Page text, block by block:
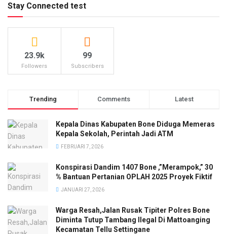
Stay Connected test
23.9k
Followers
99
Subscribers
Trending Comments Latest
Kepala Dinas Kabupaten Bone Diduga Memeras
Kepala Sekolah, Perintah Jadi ATM
FEBRUARI 7, 2026
Konspirasi Dandim 1407 Bone ,”Merampok,” 30
% Bantuan Pertanian OPLAH 2025 Proyek Fiktif
JANUARI 27, 2026
Warga Resah,Jalan Rusak Tipiter Polres Bone
Diminta Tutup Tambang Ilegal Di Mattoanging
Kecamatan Tellu Settingane